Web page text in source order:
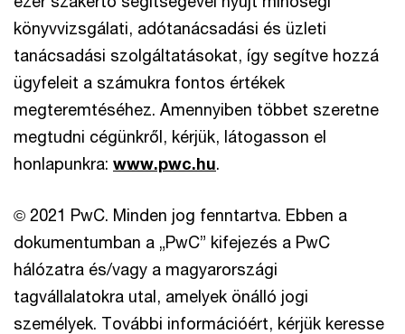
könyvvizsgálati, adótanácsadási és üzleti
tanácsadási szolgáltatásokat, így segítve hozzá
ügyfeleit a számukra fontos értékek
megteremtéséhez. Amennyiben többet szeretne
megtudni cégünkről, kérjük, látogasson el
honlapunkra: www.pwc.hu.
© 2021 PwC. Minden jog fenntartva. Ebben a
dokumentumban a „PwC” kifejezés a PwC
hálózatra és/vagy a magyarországi
tagvállalatokra utal, amelyek önálló jogi
személyek. További információért, kérjük keresse